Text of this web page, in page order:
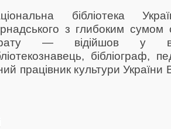
бібліотека
з глибоким сумом
— відійшов у
бібліограф,
працівник культури